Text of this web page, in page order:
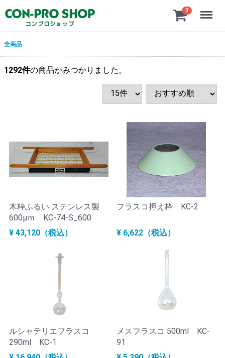
0 Menu
全商品
1292件の商品がみつかりました。
木枠ふるい ステンレス製
600μｍ KC-74-S_600
¥ 43,120（税込）
フラスコ押え枠 KC-2
¥ 6,622（税込）
ルシャテリエフラスコ
290ml KC-1
メスフラスコ 500ml KC-
91